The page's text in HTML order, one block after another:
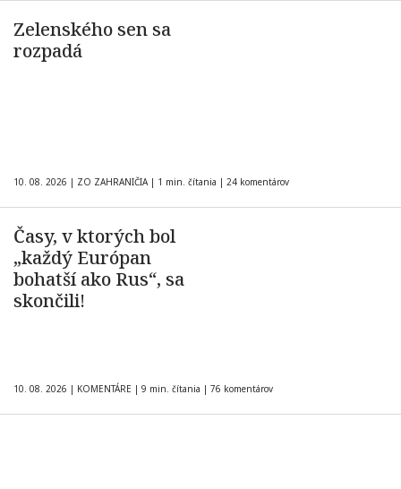
Zelenského sen sa
rozpadá
10. 08. 2026 | ZO ZAHRANIČIA | 1 min. čítania | 24 komentárov
Časy, v ktorých bol
„každý Európan
bohatší ako Rus“, sa
skončili!
10. 08. 2026 | KOMENTÁRE | 9 min. čítania | 76 komentárov